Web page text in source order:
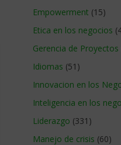
Empowerment (15)
Etica en los negocios
Gerencia de Proyectos
Idiomas (51)
Innovacion en los
Inteligencia en los
Liderazgo (331)
Manejo de crisis (60)